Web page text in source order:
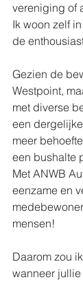
vereniging of
Ik woon zelf
de
Gezien de
Westpoint,
met diverse
een
meer
een bushalte
Met ANWB
eenzame en
mensen!
Daarom zou
wanneer